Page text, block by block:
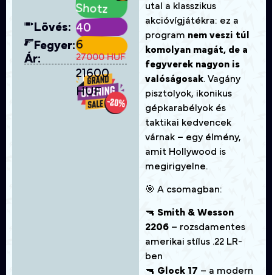
Shotz
Lövés: 40
Fegyer:6
Ár: 27000 HUF
21600
HUF
utal a klasszikus
akcióvígjátékra: ez a
program nem veszi túl
komolyan magát, de a
fegyverek nagyon is
valóságosak. Vagány
pisztolyok, ikonikus
gépkarabélyok és
taktikai kedvencek
várnak – egy élmény,
amit Hollywood is
megirigyelne.
🎯 A csomagban:
🔫Smith & Wesson
2206 – rozsdamentes
amerikai stílus .22 LR-
ben
🔫 Glock 17 – a modern